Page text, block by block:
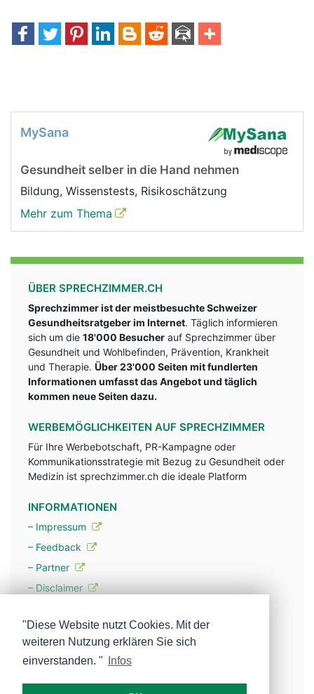
MySana
Gesundheit selber in die Hand nehmen
Bildung, Wissenstests, Risikoschätzung
Mehr zum Thema
ÜBER SPRECHZIMMER.CH
Sprechzimmer ist der meistbesuchte Schweizer
Gesundheitsratgeber im Internet. Täglich informieren
sich um die 18'000 Besucher auf Sprechzimmer über
Gesundheit und Wohlbefinden, Prävention, Krankheit
und Therapie. Über 23'000 Seiten mit fundlerten
Informationen umfasst das Angebot und täglich
kommen neue Seiten dazu.
WERBEMÖGLICHKEITEN AUF SPRECHZIMMER
Für Ihre Werbebotschaft, PR-Kampagne oder
Kommunikationsstrategie mit Bezug zu Gesundheit oder
Medizin ist sprechzimmer.ch die ideale Platform
INFORMATIONEN
– Impressum
– Feedback
– Partner
– Disclaimer
– Werbung
– Mehr über unsere Experten
"Diese Website nutzt Cookies. Mit der
weiteren Nutzung erklären Sie sich
einverstanden. "
Infos